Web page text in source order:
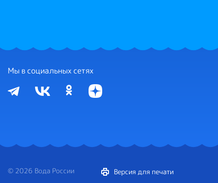
Мы в социальных сетях
© 2026 Вода России Версия для печати